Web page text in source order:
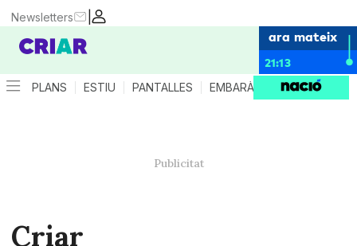
|
Newsletters
ara mateix
21:13
PLANS ESTIU PANTALLES EMBARÀS CRIANÇA
Criar